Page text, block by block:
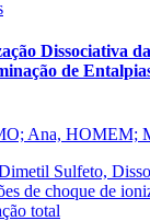
Dissociativa
de
Ana, HOMEM;
Sulfeto,
de choque de
total